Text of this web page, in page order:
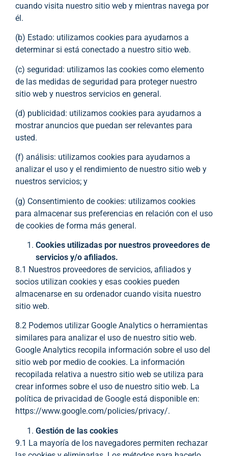
cuando visita nuestro sitio web y mientras navega por
él.
(b) Estado: utilizamos cookies para ayudarnos a
determinar si está conectado a nuestro sitio web.
(c) seguridad: utilizamos las cookies como elemento
de las medidas de seguridad para proteger nuestro
sitio web y nuestros servicios en general.
(d) publicidad: utilizamos cookies para ayudarnos a
mostrar anuncios que puedan ser relevantes para
usted.
(f) análisis: utilizamos cookies para ayudarnos a
analizar el uso y el rendimiento de nuestro sitio web y
nuestros servicios; y
(g) Consentimiento de cookies: utilizamos cookies
para almacenar sus preferencias en relación con el uso
de cookies de forma más general.
Cookies utilizadas por nuestros proveedores de
servicios y/o afiliados.
8.1 Nuestros proveedores de servicios, afiliados y
socios utilizan cookies y esas cookies pueden
almacenarse en su ordenador cuando visita nuestro
sitio web.
8.2 Podemos utilizar Google Analytics o herramientas
similares para analizar el uso de nuestro sitio web.
Google Analytics recopila información sobre el uso del
sitio web por medio de cookies. La información
recopilada relativa a nuestro sitio web se utiliza para
crear informes sobre el uso de nuestro sitio web. La
política de privacidad de Google está disponible en:
https://www.google.com/policies/privacy/.
Gestión de las cookies
9.1 La mayoría de los navegadores permiten rechazar